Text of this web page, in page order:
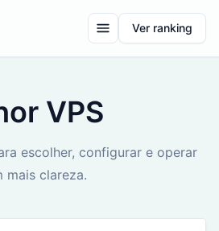
Ver ranking
VPS
escolher, configurar e operar
mais clareza.